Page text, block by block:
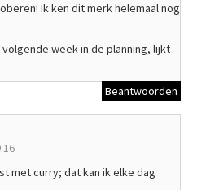
Ik ken dit merk helemaal nog
week in de planning, lijkt
Beantwoorden
met curry; dat kan ik elke dag